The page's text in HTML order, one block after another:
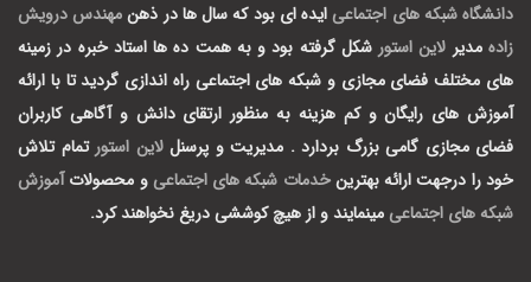
دانشگاه شبکه های اجتماعی ایده ای بود که سال ها در ذهنمهندس درویش
زاده مدیر لاین استور شکل گرفته بود و به همت ده ها استاد خبره در زمینه
های مختلف فضای مجازی و شبکه های اجتماعی راه اندازی گردید تا با ارائه
آموزش های رایگان و کم هزینه به منظور ارتقای دانش و آگاهی کاربران
فضای مجازی گامی بزرگ بردارد . مدیریت و پرسنللاین استور تمام تلاش
خود را درجهت ارائه بهترینخدمات شبکه های اجتماعی و محصولات آموزش
شبکه های اجتماعی مینمایند و از هیچ کوششی دریغ نخواهند کرد.